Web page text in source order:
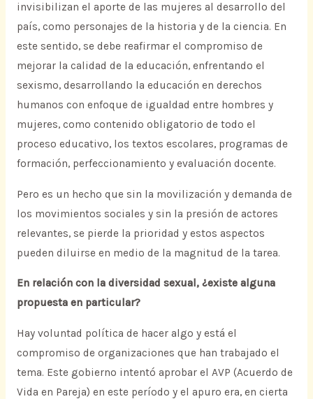
invisibilizan el aporte de las mujeres al desarrollo del
país, como personajes de la historia y de la ciencia. En
este sentido, se debe reafirmar el compromiso de
mejorar la calidad de la educación, enfrentando el
sexismo, desarrollando la educación en derechos
humanos con enfoque de igualdad entre hombres y
mujeres, como contenido obligatorio de todo el
proceso educativo, los textos escolares, programas de
formación, perfeccionamiento y evaluación docente.
Pero es un hecho que sin la movilización y demanda de
los movimientos sociales y sin la presión de actores
relevantes, se pierde la prioridad y estos aspectos
pueden diluirse en medio de la magnitud de la tarea.
En relación con la diversidad sexual, ¿existe alguna
propuesta en particular?
Hay voluntad política de hacer algo y está el
compromiso de organizaciones que han trabajado el
tema. Este gobierno intentó aprobar el AVP (Acuerdo de
Vida en Pareja) en este período y el apuro era, en cierta